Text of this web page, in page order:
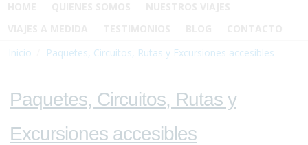
Inicio
Paquetes, Circuitos, Rutas y Excursiones accesibles
Paquetes, Circuitos, Rutas y
Excursiones accesibles